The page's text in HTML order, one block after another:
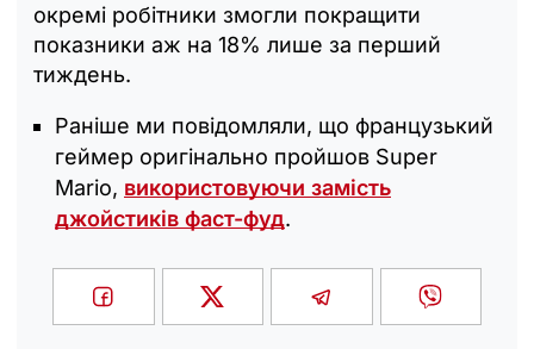
окремі робітники змогли покращити
показники аж на 18% лише за перший
тиждень.
Раніше ми повідомляли, що французький
геймер оригінально пройшов Super
Mario, використовуючи замість
джойстиків фаст-фуд.